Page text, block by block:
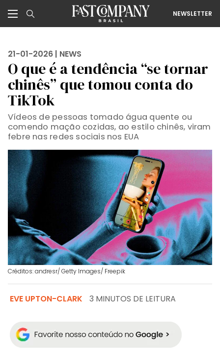
NEWSLETTER
21-01-2026 | NEWS
O que é a tendência “se tornar
chinês” que tomou conta do
TikTok
Vídeos de pessoas tomado água quente ou
comendo mação cozidas, ao estilo chinês, viram
febre nas redes sociais nos EUA
Créditos: andresr/ Getty Images/ Freepik
EVE UPTON-CLARK 3 MINUTOS DE LEITURA